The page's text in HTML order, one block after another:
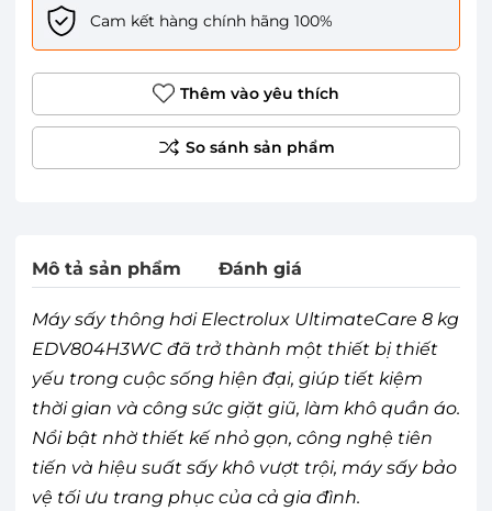
Cam kết hàng chính hãng 100%
Thêm vào yêu thích
Mô tả sản phẩm Đánh giá
Máy sấy thông hơi Electrolux UltimateCare 8 kg
EDV804H3WC đã trở thành một thiết bị thiết
yếu trong cuộc sống hiện đại, giúp tiết kiệm
thời gian và công sức giặt giũ, làm khô quần áo.
Nổi bật nhờ thiết kế nhỏ gọn, công nghệ tiên
tiến và hiệu suất sấy khô vượt trội, máy sấy bảo
vệ tối ưu trang phục của cả gia đình.